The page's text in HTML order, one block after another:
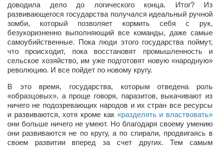
«ЧАЙ — КАВА» магазин — кафе
Магазины
«CYCLE GARAGE» — магазин велосипедов
«Книголюб» — супермаркет
МАГАЗИН СТИХОВ НА ЗАКАЗ
«Павел» — магазин мужской одежды
Туризм
«Траверс» — экипировочный центр
доводила дело до логического конца. Итог? Из
развивающегося государства получался идеальный ручной
зомби, который позволяет кормить себя с рук,
безукоризненно выполняющий все команды, даже самые
самоубийственные. Пока люди этого государства поймут,
что происходит, пока восстановят промышленность и
сельское хозяйство, им уже подготовят новую «народную»
революцию. И все пойдет по новому кругу.
В это время, государства, которым отведена роль
«образцовых», а проще говоря, паразитов, выкачивают из
ничего не подозревающих народов и их стран все ресурсы
и развиваются, хотя кроме как «разделять и властвовать»
они больше ничего не умеют. Но благодаря своему умению
они развиваются не по кругу, а по спирали, продвигаясь в
своем развитии вперед за счет других. Тем самым